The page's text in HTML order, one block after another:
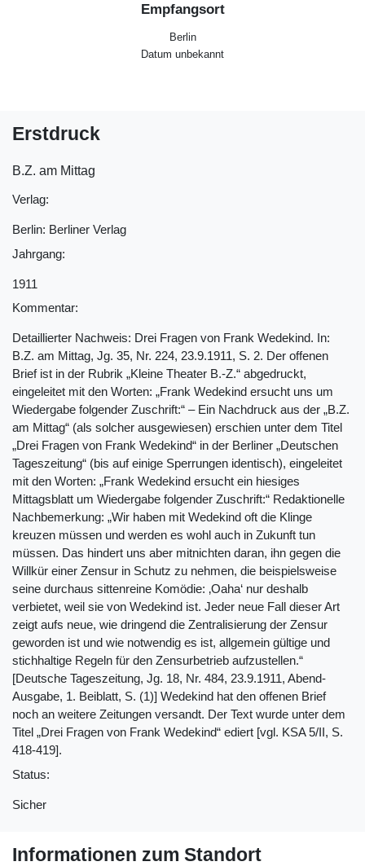
Empfangsort
Berlin
Datum unbekannt
Erstdruck
B.Z. am Mittag
Verlag:
Berlin: Berliner Verlag
Jahrgang:
1911
Kommentar:
Detaillierter Nachweis: Drei Fragen von Frank Wedekind. In:
B.Z. am Mittag, Jg. 35, Nr. 224, 23.9.1911, S. 2. Der offenen
Brief ist in der Rubrik „Kleine Theater B.-Z.“ abgedruckt,
eingeleitet mit den Worten: „Frank Wedekind ersucht uns um
Wiedergabe folgender Zuschrift:“ ‒ Ein Nachdruck aus der „B.Z.
am Mittag“ (als solcher ausgewiesen) erschien unter dem Titel
„Drei Fragen von Frank Wedekind“ in der Berliner „Deutschen
Tageszeitung“ (bis auf einige Sperrungen identisch), eingeleitet
mit den Worten: „Frank Wedekind ersucht ein hiesiges
Mittagsblatt um Wiedergabe folgender Zuschrift:“ Redaktionelle
Nachbemerkung: „Wir haben mit Wedekind oft die Klinge
kreuzen müssen und werden es wohl auch in Zukunft tun
müssen. Das hindert uns aber mitnichten daran, ihn gegen die
Willkür einer Zensur in Schutz zu nehmen, die beispielsweise
seine durchaus sittenreine Komödie: ‚Oaha‘ nur deshalb
verbietet, weil sie von Wedekind ist. Jeder neue Fall dieser Art
zeigt aufs neue, wie dringend die Zentralisierung der Zensur
geworden ist und wie notwendig es ist, allgemein gültige und
stichhaltige Regeln für den Zensurbetrieb aufzustellen.“
[Deutsche Tageszeitung, Jg. 18, Nr. 484, 23.9.1911, Abend-
Ausgabe, 1. Beiblatt, S. (1)] Wedekind hat den offenen Brief
noch an weitere Zeitungen versandt. Der Text wurde unter dem
Titel „Drei Fragen von Frank Wedekind“ ediert [vgl. KSA 5/II, S.
418-419].
Status:
Sicher
Informationen zum Standort